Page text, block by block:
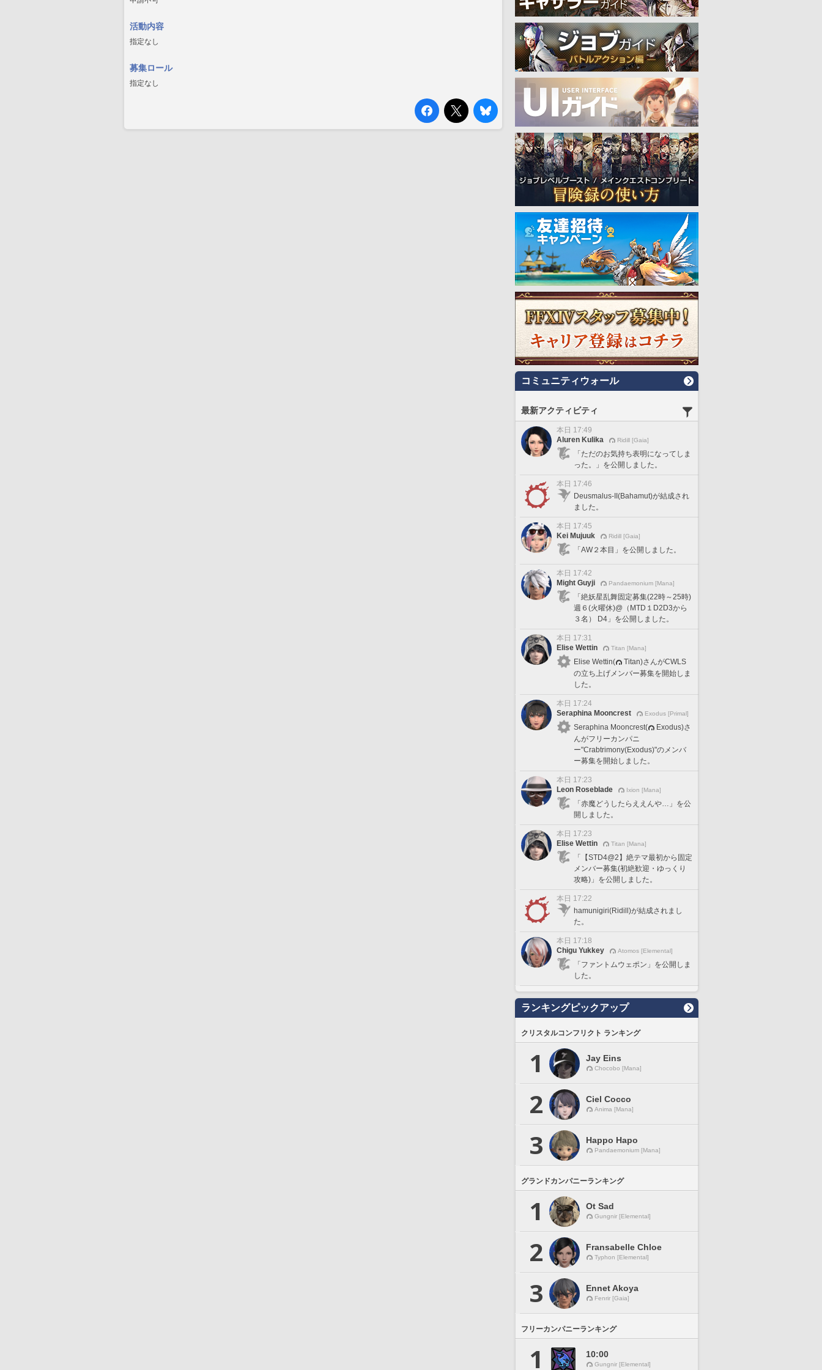
活動内容
指定なし
募集ロール
指定なし
コミュニティウォール
最新アクティビティ
本日 17:49
Aluren Kulika
Ridill [Gaia]
「ただのお気持ち表明になってしま
った。」を公開しました。
本日 17:46
Deusmalus-II(Bahamut)が結成され
ました。
本日 17:45
Kei Mujuuk
Ridill [Gaia]
「AW２本目」を公開しました。
本日 17:42
Might Guyji
Pandaemonium [Mana]
「絶妖星乱舞固定募集(22時～25時)
週６(火曜休)@（MTD１D2D3から
３名） D4」を公開しました。
本日 17:31
Elise Wettin
Titan [Mana]
Elise Wettin(
Titan)さんがCWLS
の立ち上げメンバー募集を開始しま
した。
本日 17:24
Seraphina Mooncrest
Exodus [Primal]
Seraphina Mooncrest(
Exodus)さ
んがフリーカンパニ
ー"Crabtrimony(Exodus)"のメンバ
ー募集を開始しました。
本日 17:23
Leon Roseblade
Ixion [Mana]
「赤魔どうしたらええんや…」を公
開しました。
本日 17:23
Elise Wettin
Titan [Mana]
「【STD4@2】絶テマ最初から固定
メンバー募集(初絶歓迎・ゆっくり
攻略)」を公開しました。
本日 17:22
hamunigiri(Ridill)が結成されまし
た。
本日 17:18
Chigu Yukkey
Atomos [Elemental]
「ファントムウェポン」を公開しま
した。
ランキングピックアップ
クリスタルコンフリクト ランキング
1 Jay Eins
Chocobo [Mana]
2 Ciel Cocco
Anima [Mana]
3 Happo Hapo
Pandaemonium [Mana]
グランドカンパニーランキング
1 Ot Sad
Gungnir [Elemental]
2 Fransabelle Chloe
Typhon [Elemental]
3 Ennet Akoya
Fenrir [Gaia]
フリーカンパニーランキング
1 10:00
Gungnir [Elemental]